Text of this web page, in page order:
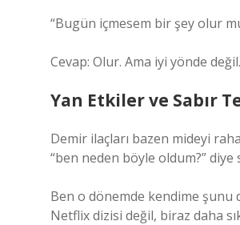
“Bugün içmesem bir şey olur
Cevap: Olur. Ama iyi yönde değil.
Yan Etkiler ve Sabır
Demir ilaçları bazen mideyi
“ben neden böyle oldum?”
Ben o dönemde kendime şunu
Netflix dizisi değil, biraz daha